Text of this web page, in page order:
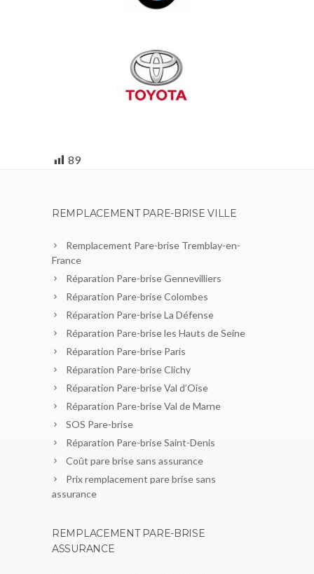
89
REMPLACEMENT PARE-BRISE VILLE
Remplacement Pare-brise Tremblay-en-
France
Réparation Pare-brise Gennevilliers
Réparation Pare-brise Colombes
Réparation Pare-brise La Défense
Réparation Pare-brise les Hauts de Seine
Réparation Pare-brise Paris
Réparation Pare-brise Clichy
Réparation Pare-brise Val d’Oise
Réparation Pare-brise Val de Marne
SOS Pare-brise
Réparation Pare-brise Saint-Denis
Coût pare brise sans assurance
Prix remplacement pare brise sans
assurance
REMPLACEMENT PARE-BRISE
ASSURANCE